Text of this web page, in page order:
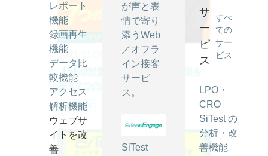
レポート
機能
録画再生
機能
データ比
較機能
アクセス
解析機能
ウェブサ
イトを改
善
が声と表
情で寄り
添うWeb
／オフラ
イン接客
サービ
ス。
SiTest
サ
ー
ビ
ス
すべ
ての
サー
ビス
LPO・
CRO
SiTest の
分析・改
善機能
2021/11/26
【SEO対策】クローラーの巡回を
促す7つの方法
SiTest TV